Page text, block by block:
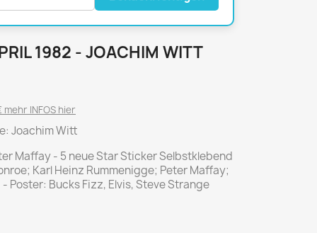
P.M. Biografie
PM Magazin
Breakout
Graceland
JUICE
Metal Hammer
Für Sie
neue mode
1982 - JOACHIM WITT
INFOS hier
Joachim Witt
Maffay - 5 neue Star Sticker Selbstklebend
Karl Heinz Rummenigge; Peter Maffay;
Poster: Bucks Fizz, Elvis, Steve Strange